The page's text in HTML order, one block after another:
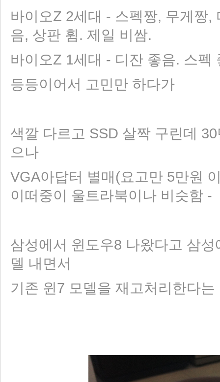
바이오Z 2세대 - 스펙짱, 무게짱
음, 상판 휨. 제일 비쌈.
바이오Z 1세대 - 디잔 좋음. 스
등등이어서 고민만 하다가
색깔 다르고 SSD 살짝 구린데
으나
VGA아답터 별매(요고만 5만원
이떠중이 울트라북이나 비슷함
삼성에서 윈도우8 나왔다고 삼
델 내면서
기존 윈7 모델을 재고처리한다